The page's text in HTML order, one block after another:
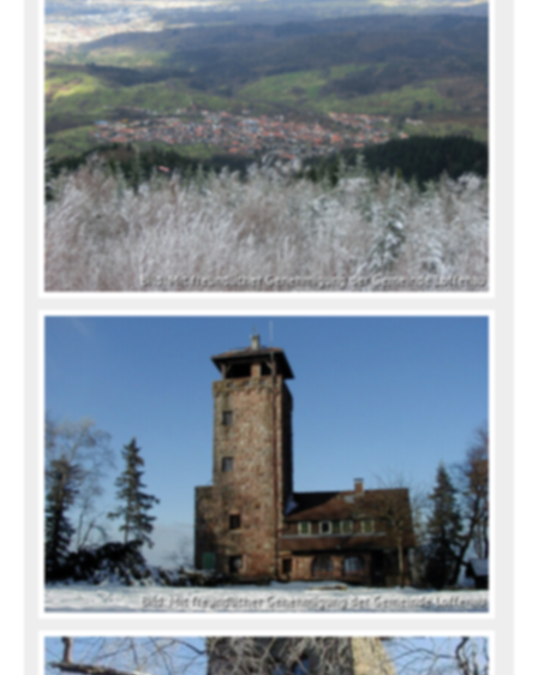
Bild: Mit freundlicher Genehmigung der Gemeinde Loffenau
Bild: Mit freundlicher Genehmigung der Gemeinde Loffenau